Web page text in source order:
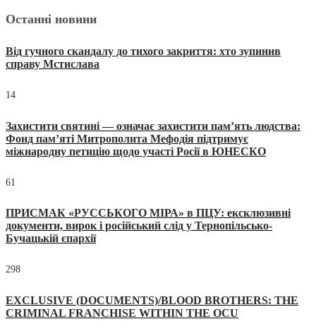
Останні новини
Від гучного скандалу до тихого закриття: хто зупинив
справу Мстислава
14
Захистити святині — означає захистити пам’ять людства:
Фонд пам’яті Митрополита Мефодія підтримує
міжнародну петицію щодо участі Росії в ЮНЕСКО
61
ПРИСМАК «РУССЬКОГО МІРА» в ПЦУ: ексклюзивні
документи, вирок і російський слід у Тернопільсько-
Бучацькій єпархії
298
EXCLUSIVE (DOCUMENTS)/BLOOD BROTHERS: THE
CRIMINAL FRANCHISE WITHIN THE OCU